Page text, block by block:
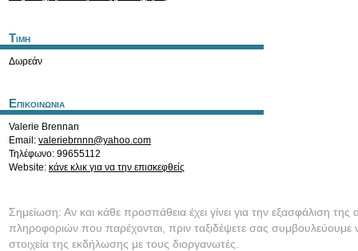
Τιμη
Δωρεάν
Επικοινωνια
Valerie Brennan
Email: valeriebrnnn@yahoo.com
Τηλέφωνο: 99655112
Website: κάνε κλικ για να την επισκεφθείς
Σημείωση: Αν και κάθε προσπάθεια έχει γίνει για την εξασφάλιση της
πληροφοριών που παρέχονται, πριν ταξιδέψετε σας συμβουλεύουμε
στοιχεία της εκδήλωσης με τους διοργανωτές.